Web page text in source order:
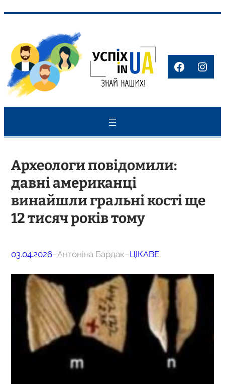
вмісту
Археологи повідомили:
давні американці
винайшли гральні кості ще
12 тисяч років тому
03.04.2026–Антоніна Бардак–ЦІКАВЕ